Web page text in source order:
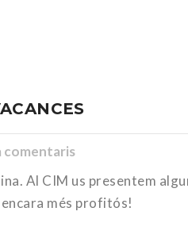
comentaris
Al CIM us presentem
més profitós!